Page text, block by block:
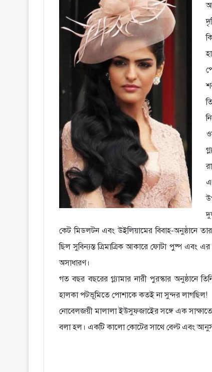
কেট মিডলটন এবং উইলিয়ামের বিবাহ-অনুষ্ঠানে
ছিল সুবিন্যস্ত ত্রিমাত্রিক আকারে ফোটা পুষ্প এবং
অসাধারণ।
গত বছর বছরের গ্ল্যামার নারী পুরস্কার অনুষ্ঠানে
হালকা পটভূমিতে পোশাকে কতই না সুন্দর লাগছিল!
নোবেলজয়ী মালালা ইউসুফজাইের সঙ্গে এক
বলা হল। একটি কালো কোটের সাথে বেল্ট এবং